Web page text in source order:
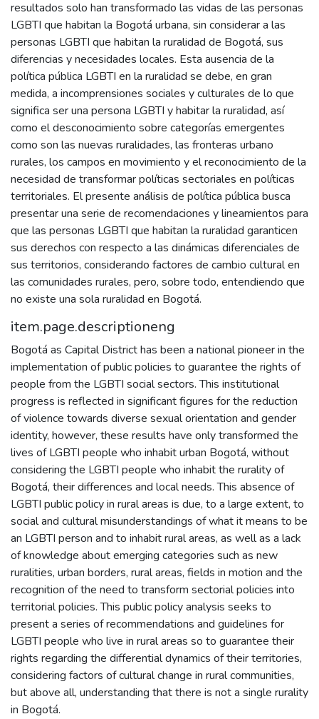
resultados solo han transformado las vidas de las personas
LGBTI que habitan la Bogotá urbana, sin considerar a las
personas LGBTI que habitan la ruralidad de Bogotá, sus
diferencias y necesidades locales. Esta ausencia de la
política pública LGBTI en la ruralidad se debe, en gran
medida, a incomprensiones sociales y culturales de lo que
significa ser una persona LGBTI y habitar la ruralidad, así
como el desconocimiento sobre categorías emergentes
como son las nuevas ruralidades, las fronteras urbano
rurales, los campos en movimiento y el reconocimiento de la
necesidad de transformar políticas sectoriales en políticas
territoriales. El presente análisis de política pública busca
presentar una serie de recomendaciones y lineamientos para
que las personas LGBTI que habitan la ruralidad garanticen
sus derechos con respecto a las dinámicas diferenciales de
sus territorios, considerando factores de cambio cultural en
las comunidades rurales, pero, sobre todo, entendiendo que
no existe una sola ruralidad en Bogotá.
item.page.descriptioneng
Bogotá as Capital District has been a national pioneer in the
implementation of public policies to guarantee the rights of
people from the LGBTI social sectors. This institutional
progress is reflected in significant figures for the reduction
of violence towards diverse sexual orientation and gender
identity, however, these results have only transformed the
lives of LGBTI people who inhabit urban Bogotá, without
considering the LGBTI people who inhabit the rurality of
Bogotá, their differences and local needs. This absence of
LGBTI public policy in rural areas is due, to a large extent, to
social and cultural misunderstandings of what it means to be
an LGBTI person and to inhabit rural areas, as well as a lack
of knowledge about emerging categories such as new
ruralities, urban borders, rural areas, fields in motion and the
recognition of the need to transform sectorial policies into
territorial policies. This public policy analysis seeks to
present a series of recommendations and guidelines for
LGBTI people who live in rural areas so to guarantee their
rights regarding the differential dynamics of their territories,
considering factors of cultural change in rural communities,
but above all, understanding that there is not a single rurality
in Bogotá.